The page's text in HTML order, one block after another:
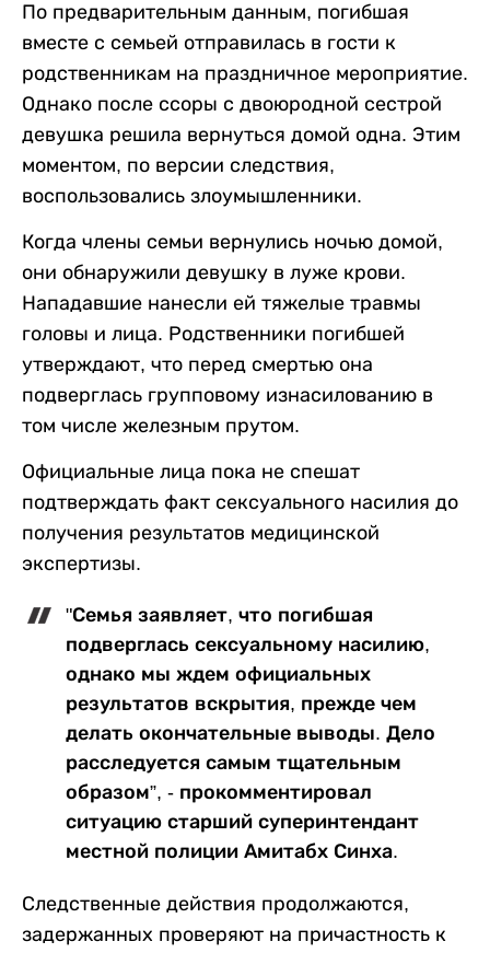
По предварительным данным, погибшая
вместе с семьей отправилась в гости к
родственникам на праздничное мероприятие.
Однако после ссоры с двоюродной сестрой
девушка решила вернуться домой одна. Этим
моментом, по версии следствия,
воспользовались злоумышленники.
Когда члены семьи вернулись ночью домой,
они обнаружили девушку в луже крови.
Нападавшие нанесли ей тяжелые травмы
головы и лица. Родственники погибшей
утверждают, что перед смертью она
подверглась групповому изнасилованию в
том числе железным прутом.
Официальные лица пока не спешат
подтверждать факт сексуального насилия до
получения результатов медицинской
экспертизы.
"Семья заявляет, что погибшая
подверглась сексуальному насилию,
однако мы ждем официальных
результатов вскрытия, прежде чем
делать окончательные выводы. Дело
расследуется самым тщательным
образом”, - прокомментировал
ситуацию старший суперинтендант
местной полиции Амитабх Синха.
Следственные действия продолжаются,
задержанных проверяют на причастность к